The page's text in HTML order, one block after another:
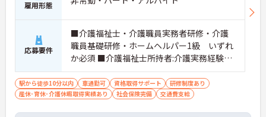
雇用形態
応募要件
■介護福祉士・介護職員実務者研修・介護
職員基礎研修・ホームヘルパー1級 いずれ
か必須 ■介護福祉士所持者:介護実務経験3
年以上 必須 ■介護福祉士以外所持者:介護
実務経験5年以上 必須
駅から徒歩10分以内 車通勤可 資格取得サポート
研修制度あり
産休･育休･介護休暇取得実績あり
社会保険完備 交通費支給